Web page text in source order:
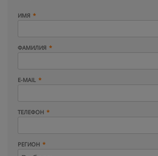
ИМЯ
ФАМИЛИЯ
E-MAIL
ТЕЛЕФОН
РЕГИОН